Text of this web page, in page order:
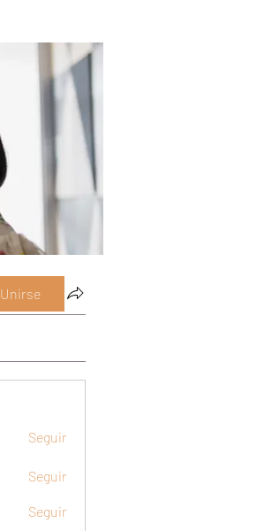
Unirse
Seguir
Seguir
Seguir